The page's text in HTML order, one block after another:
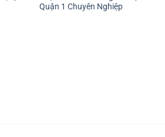
Quận 1 Chuyên Nghiệp